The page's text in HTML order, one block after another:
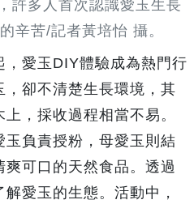
許多人首次認識愛玉生長
辛苦/記者黃培怡 攝。
愛玉DIY體驗成為熱門行
卻不清楚生長環境，其
，採收過程相當不易。
負責授粉，母愛玉則結
可口的天然食品。透過
愛玉的生態。活動中，